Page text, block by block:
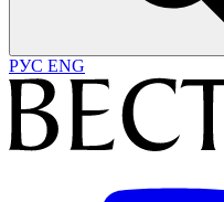
РУС ENG